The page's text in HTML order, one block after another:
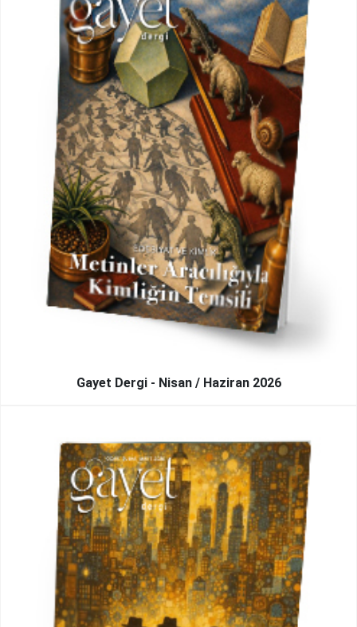
Gayet Dergi - Nisan / Haziran 2026